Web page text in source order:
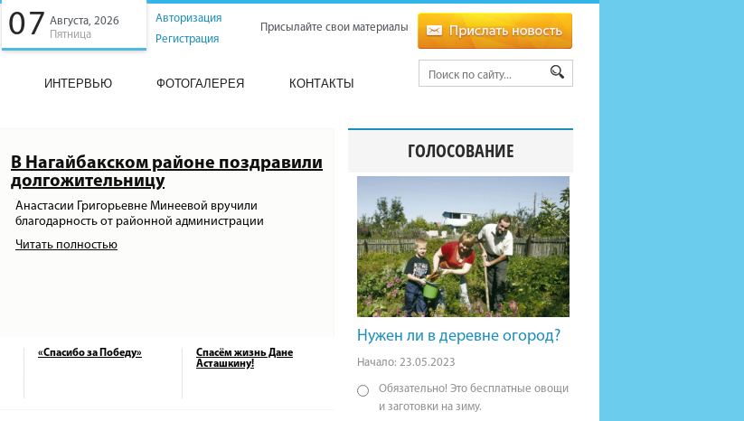
07 Августа, 2026
Пятница
Авторизация
Регистрация
Присылайте свои материалы
ИНТЕРВЬЮ ФОТОГАЛЕРЕЯ КОНТАКТЫ
В Нагайбакском районе поздравили
долгожительницу
Анастасии Григорьевне Минеевой вручили
благодарность от районной администрации
Читать полностью
«Спасибо за Победу»
Спасём жизнь Дане
Асташкину!
ГОЛОСОВАНИЕ
Нужен ли в деревне огород?
Начало: 23.05.2023
Обязательно! Это бесплатные овощи
и заготовки на зиму.